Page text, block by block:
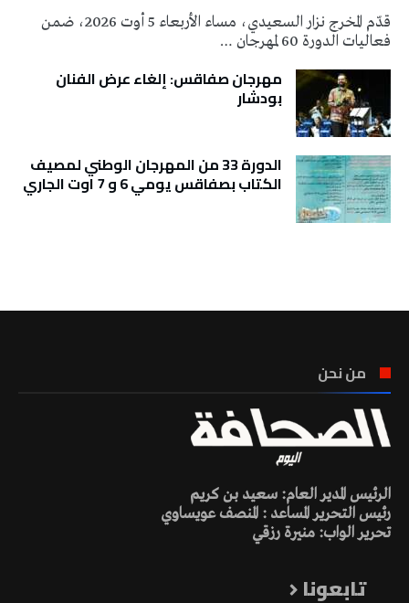
قدّم المخرج نزار السعيدي، مساء الأربعاء 5 أوت 2026، ضمن
فعاليات الدورة 60 لمهرجان …
مهرجان صفاقس: إلغاء عرض الفنان
بودشار
الدورة 33 من المهرجان الوطني لمصيف
الكتاب بصفاقس يومي 6 و 7 اوت الجاري
من نحن
الرئيس المدير العام: سعيد بن كريم
رئيس التحرير المساعد : المنصف عويساوي
تحرير الواب: منيرة رزقي
تابعونا